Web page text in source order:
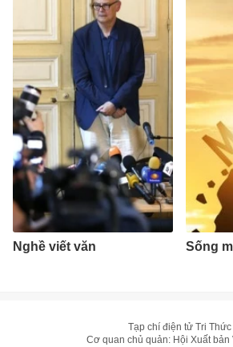
Nghề viết văn Sống
Tạp chí điện tử Tri Thức
Cơ quan chủ quản: Hội Xuất bản